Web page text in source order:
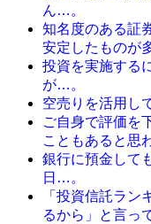
ん…。
知名度のある証
安定したものが
投資を実施する
が…。
空売りを活用し
ご自身で評価を
こともあると思
銀行に預金して
日…。
「投資信託ラン
るから」と言っ